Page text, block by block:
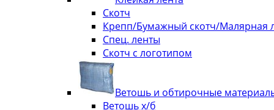
Скотч
Крепп/Бумажный скотч/Малярная
Спец. ленты
Скотч с логотипом
Ветошь и обтирочные
Ветошь х/б